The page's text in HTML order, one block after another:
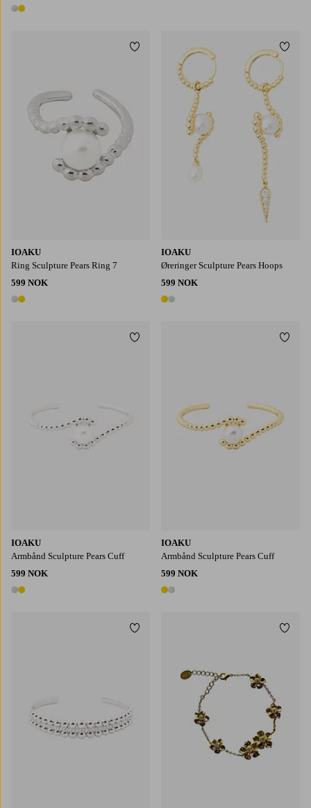
2 farger
IOAKU
Ring Sculpture Pears Ring 7
599 NOK
2 farger
Legg til favoritter
IOAKU
Øreringer Sculpture Pears Hoops
599 NOK
2 farger
IOAKU
Armbånd Sculpture Pears Cuff
599 NOK
2 farger
Legg til favoritter
IOAKU
Armbånd Sculpture Pears Cuff
599 NOK
2 farger
Legg til favoritter